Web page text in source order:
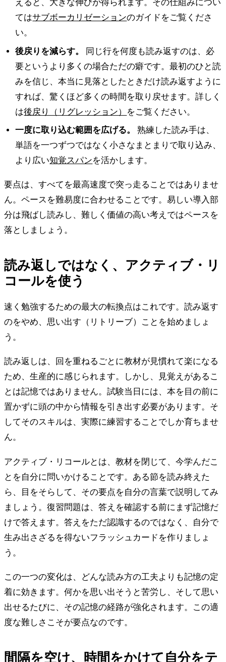
えると、大きな伸びが得られます。その仕組みについ
てはサブボーカリゼーションのガイドをご覧くださ
い。
後戻りを減らす。
同じ行を何度も読み返すのは、必
要というより多くの場合ただの癖です。最初のひと読
みを信じ、本当に見落としたときだけ読み返すように
すれば、驚くほど多くの時間を取り戻せます。詳しく
は後戻り（リグレッション） をご覧ください。
一度に取り込む範囲を広げる。
熟練した読み手は、
単語を一つずつではなく小さなまとまりで取り込み、
より広い知覚スパンを活かします。
要点は、すべてを最高速度で突っ走ることではありませ
ん。ペースを難易度に合わせることです。易しい導入部
分は飛ばし読みし、難しく価値の高い考えではペースを
落としましょう。
読み返しではなく、アクティブ・リ
コールを使う
速く勉強するための最大の転換点はこれです。読み返す
のをやめ、思い出す（リトリーブ）ことを始めましょ
う。
読み返しは、回を重ねるごとに教材が見慣れて楽になる
ため、生産的に感じられます。しかし、見覚えがあるこ
とは記憶ではありません。試験当日には、本を目の前に
置かずに頭の中から情報を引き出す必要があります。そ
してそのスキルは、実際に練習することでしか育ちませ
ん。
アクティブ・リコールとは、教材を閉じて、今学んだこ
とを自分に問いかけることです。ある節を読み終えた
ら、目をそらして、その要点を自分の言葉で説明してみ
ましょう。復習問題は、答えを確認する前にまず記憶だ
けで答えます。答えをただ認識するのではなく、自分で
生み出さざるを得ないフラッシュカードを作りましょ
う。
この一つの変化は、どんな読み方の工夫よりも記憶の定
着に効きます。何かを思い出そうと苦労し、そして思い
出せるたびに、その記憶の経路が強化されます。この適
度な難しさこそが要点なのです。
間隔を空け、時間をかけて自分をテ